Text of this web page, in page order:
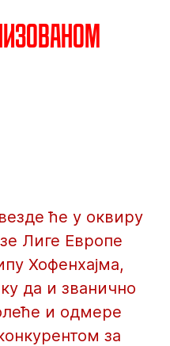
ће у оквиру
Лиге Европе
Хофенхајма,
да и званично
и одмере
за